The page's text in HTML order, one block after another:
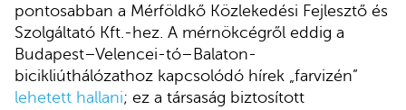
pontosabban a Mérföldkő Közlekedési Fejlesztő és
Szolgáltató Kft.-hez. A mérnökcégről eddig a
Budapest–Velencei-tó–Balaton-
bicikliúthálózathoz kapcsolódó hírek „farvizén”
lehetett hallani; ez a társaság biztosított